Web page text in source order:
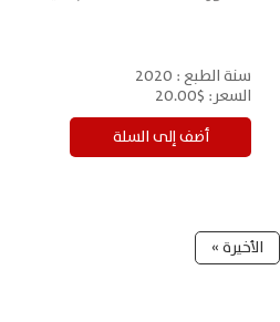
سنة الطبع : 2020
السعر: $20.00
الأخيرة »